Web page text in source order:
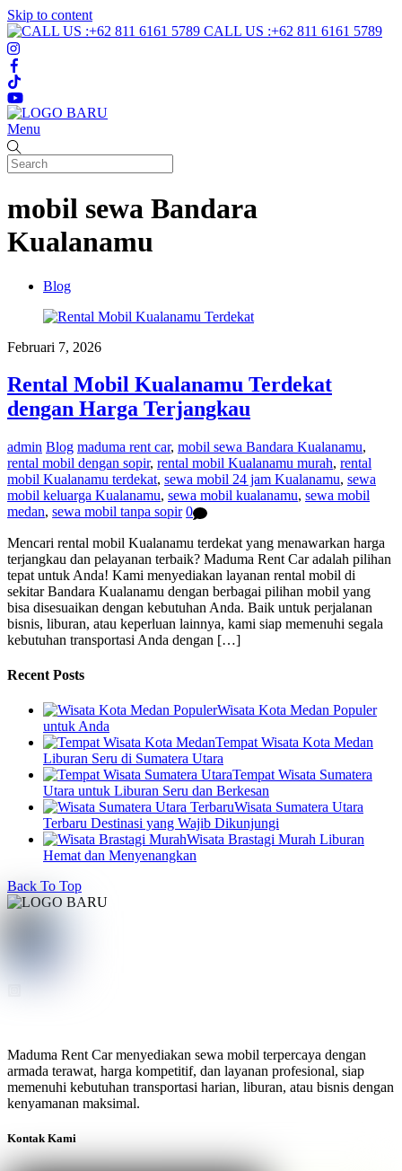
Skip to content
CALL US :+62 811 6161 5789
Menu
mobil sewa Bandara
Kualanamu
Blog
Februari 7, 2026
Rental Mobil Kualanamu Terdekat
dengan Harga Terjangkau
admin Blog maduma rent car, mobil sewa Bandara Kualanamu,
rental mobil dengan sopir, rental mobil Kualanamu murah, rental
mobil Kualanamu terdekat, sewa mobil 24 jam Kualanamu, sewa
mobil keluarga Kualanamu, sewa mobil kualanamu, sewa mobil
medan, sewa mobil tanpa sopir 0
Mencari rental mobil Kualanamu terdekat yang menawarkan harga
terjangkau dan pelayanan terbaik? Maduma Rent Car adalah pilihan
tepat untuk Anda! Kami menyediakan layanan rental mobil di
sekitar Bandara Kualanamu dengan berbagai pilihan mobil yang
bisa disesuaikan dengan kebutuhan Anda. Baik untuk perjalanan
bisnis, liburan, atau keperluan lainnya, kami siap memenuhi segala
kebutuhan transportasi Anda dengan […]
Recent Posts
Wisata Kota Medan Populer
untuk Anda
Tempat Wisata Kota Medan
Liburan Seru di Sumatera Utara
Tempat Wisata Sumatera
Utara untuk Liburan Seru dan Berkesan
Wisata Sumatera Utara
Terbaru Destinasi yang Wajib Dikunjungi
Wisata Brastagi Murah Liburan
Hemat dan Menyenangkan
Back To Top
Maduma Rent Car menyediakan sewa mobil terpercaya dengan
armada terawat, harga kompetitif, dan layanan profesional, siap
memenuhi kebutuhan transportasi harian, liburan, atau bisnis dengan
kenyamanan maksimal.
Kontak Kami